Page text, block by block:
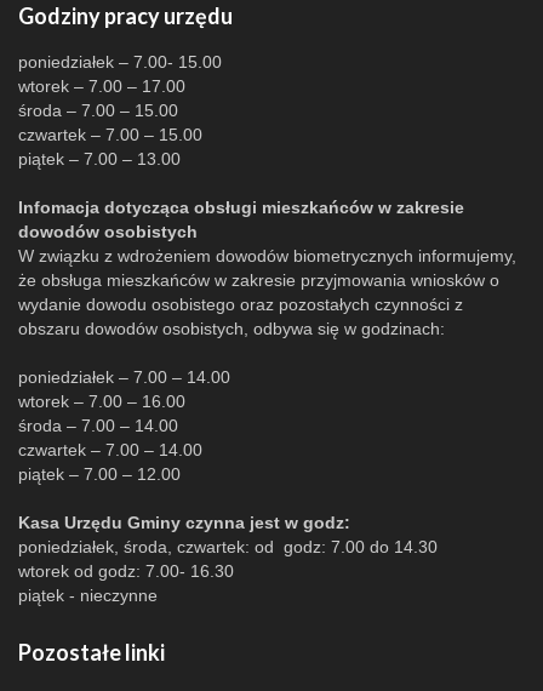
Godziny pracy urzędu
poniedziałek – 7.00- 15.00
wtorek – 7.00 – 17.00
środa – 7.00 – 15.00
czwartek – 7.00 – 15.00
piątek – 7.00 – 13.00
Infomacja dotycząca obsługi mieszkańców w zakresie
dowodów osobistych
W związku z wdrożeniem dowodów biometrycznych informujemy,
że obsługa mieszkańców w zakresie przyjmowania wniosków o
wydanie dowodu osobistego oraz pozostałych czynności z
obszaru dowodów osobistych, odbywa się w godzinach:
poniedziałek – 7.00 – 14.00
wtorek – 7.00 – 16.00
środa – 7.00 – 14.00
czwartek – 7.00 – 14.00
piątek – 7.00 – 12.00
Kasa Urzędu Gminy czynna jest w godz:
poniedziałek, środa, czwartek: od godz: 7.00 do 14.30
wtorek od godz: 7.00- 16.30
piątek - nieczynne
Pozostałe linki